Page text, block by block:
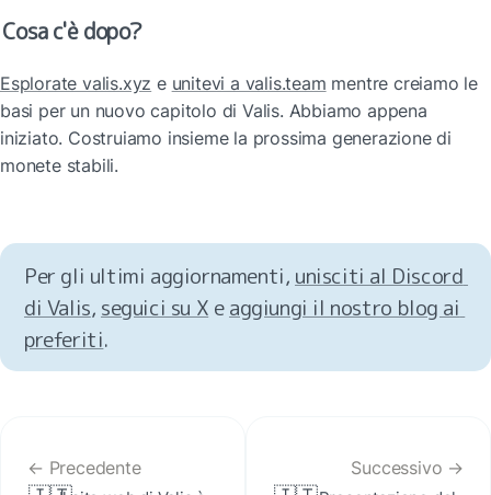
Cosa c'è dopo?
Esplorate valis.xyz e unitevi a valis.team mentre creiamo le
basi per un nuovo capitolo di Valis. Abbiamo appena
iniziato. Costruiamo insieme la prossima generazione di
monete stabili.
Per gli ultimi aggiornamenti, unisciti al Discord
di Valis, seguici su X e aggiungi il nostro blog ai
preferiti.
← Precedente Successivo →